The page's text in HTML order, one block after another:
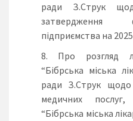
ради З.Струк
затвердження
підприємства на 2025
Про розгляд
“Бібрська міська
ради З.Струк щодо
медичних
“Бібрська міська